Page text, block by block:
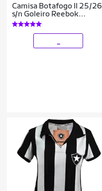
Camisa Botafogo II 25/26
s/n Goleiro Reebok
Masculina